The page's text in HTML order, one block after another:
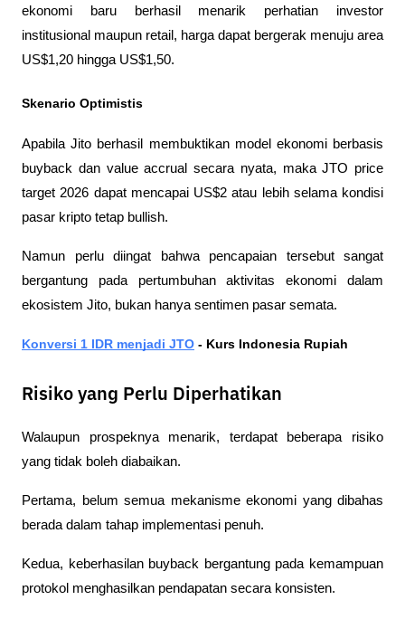
ekonomi baru berhasil menarik perhatian investor
institusional maupun retail, harga dapat bergerak menuju area
US$1,20 hingga US$1,50.
Skenario Optimistis
Apabila Jito berhasil membuktikan model ekonomi berbasis
buyback dan value accrual secara nyata, maka JTO price
target 2026 dapat mencapai US$2 atau lebih selama kondisi
pasar kripto tetap bullish.
Namun perlu diingat bahwa pencapaian tersebut sangat
bergantung pada pertumbuhan aktivitas ekonomi dalam
ekosistem Jito, bukan hanya sentimen pasar semata.
Konversi 1 IDR menjadi JTO - Kurs Indonesia Rupiah
Risiko yang Perlu Diperhatikan
Walaupun prospeknya menarik, terdapat beberapa risiko
yang tidak boleh diabaikan.
Pertama, belum semua mekanisme ekonomi yang dibahas
berada dalam tahap implementasi penuh.
Kedua, keberhasilan buyback bergantung pada kemampuan
protokol menghasilkan pendapatan secara konsisten.